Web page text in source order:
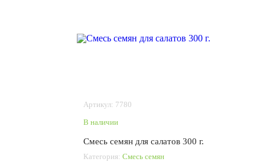
Артикул: 7780
В наличии
Смесь семян для салатов 300 г.
Категория: Смесь семян